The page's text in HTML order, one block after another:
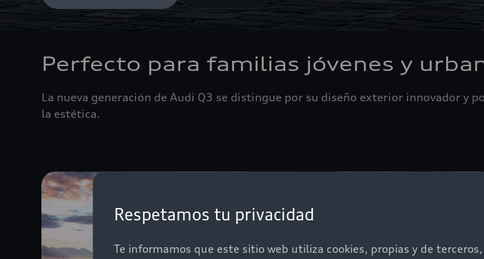
Respetamos tu privacidad
Te informamos que este sitio web utiliza cookies, propias y de
Perfecto para familias jóvenes y
La nueva generación de Audi Q3 se distingue por su diseño exterior innovador y
la estética.